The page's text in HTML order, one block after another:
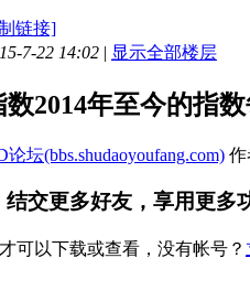
链接]
7-22 14:02 | 显示全部楼层
2014年至今的指
坛(bbs.shudaoyoufang.com) 作
交更多好友，享用更多
才可以下载或查看，没有帐号？